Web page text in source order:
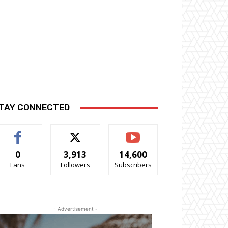
CONNECTED
0
Fans
3,913
Followers
14,600
Subscribers
- Advertisement -